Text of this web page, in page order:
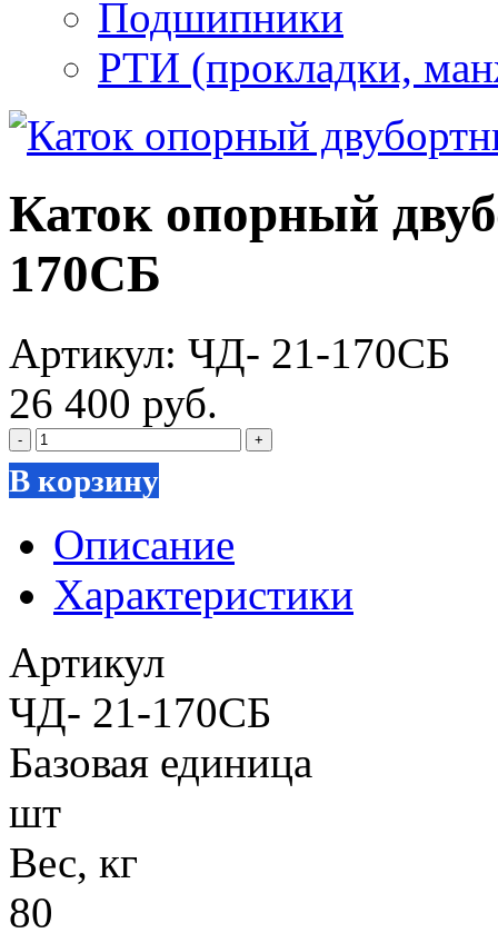
Подшипники
РТИ (прокладки,
Каток опорный
170СБ
Артикул: ЧД- 21-170СБ
26 400 руб.
- +
В корзину
Описание
Характеристики
Артикул
ЧД- 21-170СБ
Базовая единица
шт
Вес, кг
80